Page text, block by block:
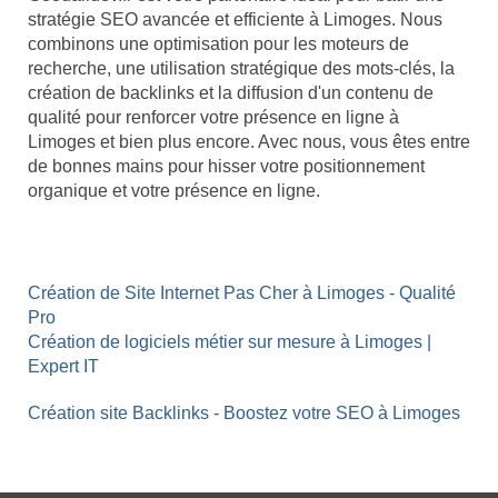
stratégie SEO avancée et efficiente à Limoges. Nous
combinons une optimisation pour les moteurs de
recherche, une utilisation stratégique des mots-clés, la
création de backlinks et la diffusion d'un contenu de
qualité pour renforcer votre présence en ligne à
Limoges et bien plus encore. Avec nous, vous êtes entre
de bonnes mains pour hisser votre positionnement
organique et votre présence en ligne.
Création de Site Internet Pas Cher à Limoges - Qualité
Pro
Création de logiciels métier sur mesure à Limoges |
Expert IT
Création site Backlinks - Boostez votre SEO à Limoges